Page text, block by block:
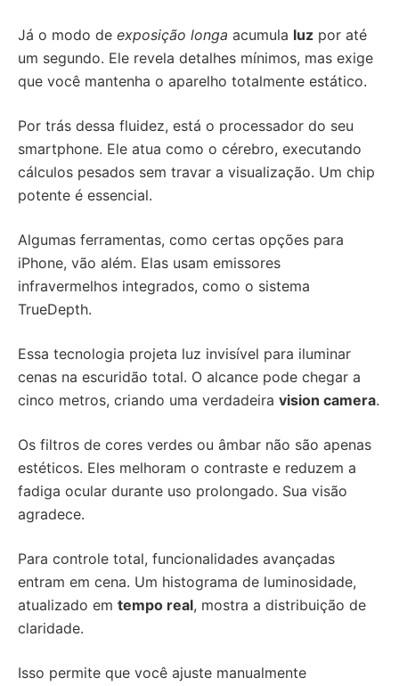
Já o modo de exposição longa acumula luz por até
um segundo. Ele revela detalhes mínimos, mas exige
que você mantenha o aparelho totalmente estático.
Por trás dessa fluidez, está o processador do seu
smartphone. Ele atua como o cérebro, executando
cálculos pesados sem travar a visualização. Um chip
potente é essencial.
Algumas ferramentas, como certas opções para
iPhone, vão além. Elas usam emissores
infravermelhos integrados, como o sistema
TrueDepth.
Essa tecnologia projeta luz invisível para iluminar
cenas na escuridão total. O alcance pode chegar a
cinco metros, criando uma verdadeira vision camera.
Os filtros de cores verdes ou âmbar não são apenas
estéticos. Eles melhoram o contraste e reduzem a
fadiga ocular durante uso prolongado. Sua visão
agradece.
Para controle total, funcionalidades avançadas
entram em cena. Um histograma de luminosidade,
atualizado em tempo real, mostra a distribuição de
claridade.
Isso permite que você ajuste manualmente